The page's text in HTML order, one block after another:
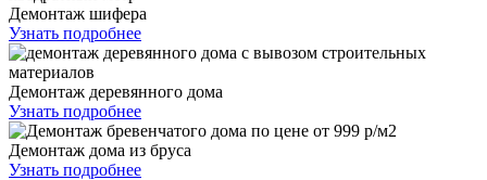
Демонтаж шифера
Узнать подробнее
Демонтаж деревянного дома
Узнать подробнее
Демонтаж дома из бруса
Узнать подробнее